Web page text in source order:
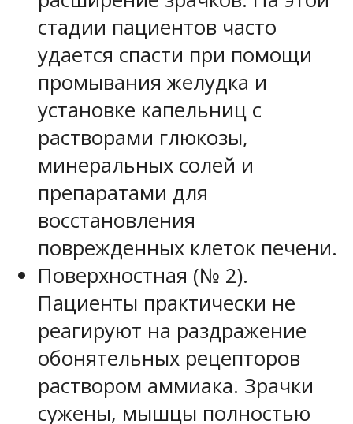
стадии пациентов часто
удается спасти при помощи
промывания желудка и
установке капельниц с
растворами глюкозы,
минеральных солей и
препаратами для
восстановления
поврежденных клеток печени.
Поверхностная (№ 2).
Пациенты практически не
реагируют на раздражение
обонятельных рецепторов
раствором аммиака. Зрачки
сужены, мышцы полностью